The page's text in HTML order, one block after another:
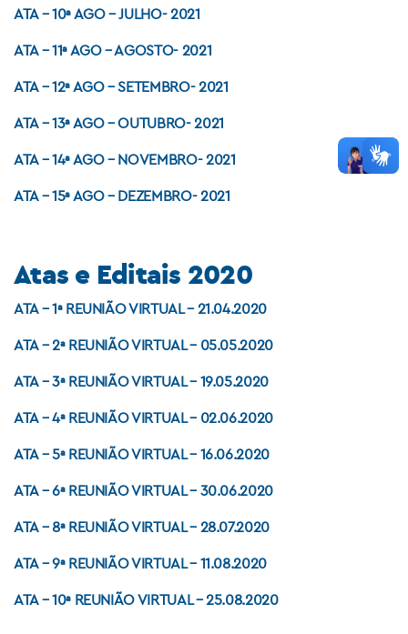
ATA – 10ª AGO – JULHO- 2021
ATA – 11ª AGO – AGOSTO- 2021
ATA – 12ª AGO – SETEMBRO- 2021
ATA – 13ª AGO – OUTUBRO- 2021
ATA – 14ª AGO – NOVEMBRO- 2021
ATA – 15ª AGO – DEZEMBRO- 2021
Atas e Editais 2020
ATA – 1ª REUNIÃO VIRTUAL – 21.04.2020
ATA – 2ª REUNIÃO VIRTUAL – 05.05.2020
ATA – 3ª REUNIÃO VIRTUAL – 19.05.2020
ATA – 4ª REUNIÃO VIRTUAL – 02.06.2020
ATA – 5ª REUNIÃO VIRTUAL – 16.06.2020
ATA – 6ª REUNIÃO VIRTUAL – 30.06.2020
ATA – 8ª REUNIÃO VIRTUAL – 28.07.2020
ATA – 9ª REUNIÃO VIRTUAL – 11.08.2020
ATA – 10ª REUNIÃO VIRTUAL – 25.08.2020